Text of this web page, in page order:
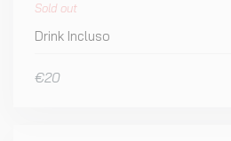
Sold out
Drink Incluso
€20